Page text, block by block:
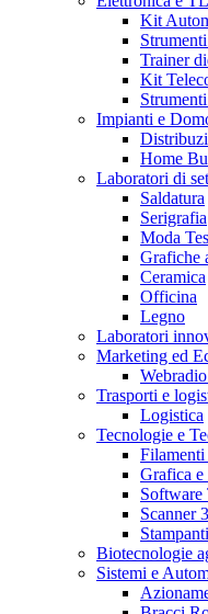
Kit
Trainer
Kit
Impianti e
Home
Laboratori di
Saldatura
Serigrafia
Moda
Grafiche
Ceramica
Officina
Legno
Laboratori
Marketing ed
Trasporti e
Logistica
Tecnologie e
Filamenti
Grafica e
Scanner
Biotecnologie
Sistemi e